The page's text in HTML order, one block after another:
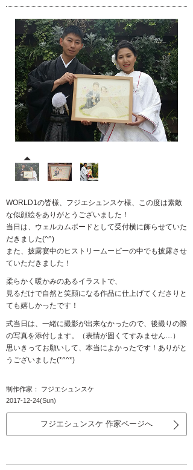
WORLD1の皆様、フジエシュンスケ様、この度は素敵
な似顔絵をありがとうございました！
当日は、ウェルカムボードとして受付横に飾らせていた
だきました(^^)
また、披露宴中のヒストリームービーの中でも披露させ
ていただきました！
柔らかく暖かみのあるイラストで、
見るだけで自然と笑顔になる作品に仕上げてくださりと
ても嬉しかったです！
式当日は、一緒に撮影が出来なかったので、後撮りの際
の写真を添付します。（表情が固くてすみません…）
思いきってお願いして、本当によかったです！ありがと
うございました(*^^*)
制作作家： フジエシュンスケ
2017-12-24(Sun)
フジエシュンスケ 作家ページへ